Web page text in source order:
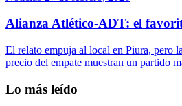
Alianza Atlético-ADT: el
El relato empuja al local en Piura, pero
precio del empate muestran un partido
Lo más leído